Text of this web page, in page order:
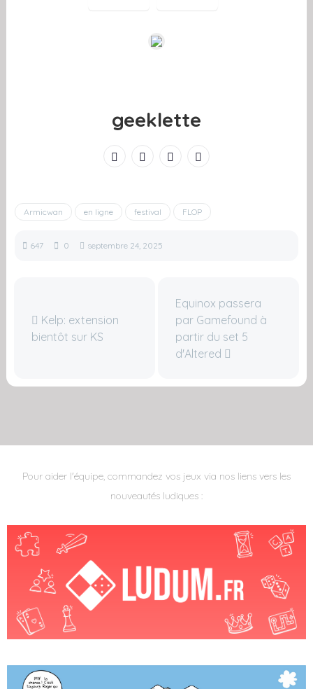
geeklette
Armicwan en ligne festival FLOP
647 0 septembre 24, 2025
Kelp: extension
bientôt sur KS
Equinox passera
par Gamefound à
partir du set 5
d'Altered
Pour aider l'équipe, commandez vos jeux via nos liens vers les
nouveautés ludiques :